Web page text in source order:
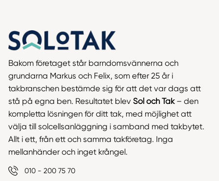
Bakom företaget står barndomsvännerna och
grundarna Markus och Felix, som efter 25 år i
takbranschen bestämde sig för att det var dags att
stå på egna ben. Resultatet blev Sol och Tak– den
kompletta lösningen för ditt tak, med möjlighet att
välja till solcellsanläggning i samband med takbytet.
Allt i ett, från ett och samma takföretag. Inga
mellanhänder och inget krångel.
010 - 200 75 70